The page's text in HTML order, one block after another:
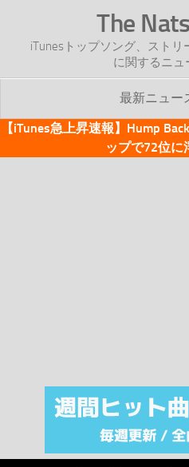
The
iTunesトップソング、スト
に関するニュ
最新ニュ
TOP
注目カテゴリ
オリジナルiTunes週間トップ
【iTunes急上昇速報】Hump
ップで72位に